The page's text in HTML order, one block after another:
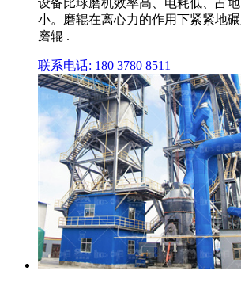
设备比球磨机效率高、电耗低、占
小。磨辊在离心力的作用下紧紧地
磨辊 .
联系电话: 180 3780 8511